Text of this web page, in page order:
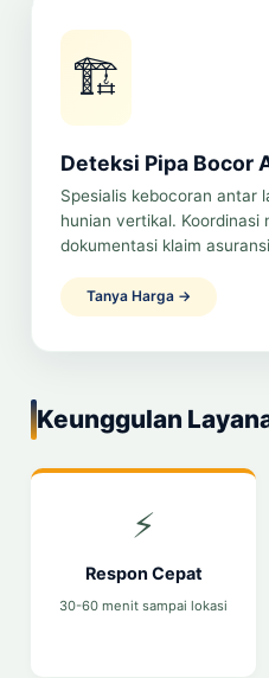
🏗️
Deteksi Pipa Bocor
Spesialis kebocoran antar
hunian vertikal. Koordinasi
dokumentasi klaim
Tanya Harga →
Keunggulan
⚡
Respon Cepat
30-60 menit sampai lokasi